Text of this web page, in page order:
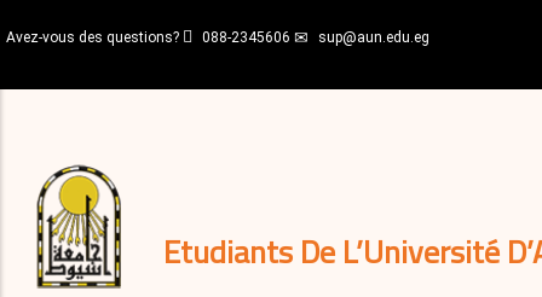
au
principal
Avez-vous des questions? 088-2345606 sup@aun.edu.eg
Etudiants De L’Université
décisions
Expatriés
Journal